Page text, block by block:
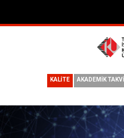
AKADEMİK
KALİTE